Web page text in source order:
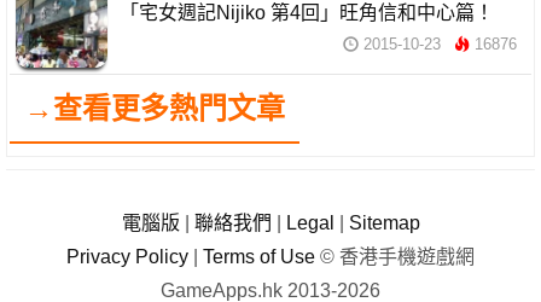
「宅女週記Nijiko 第4回」旺角信和中心篇！
2015-10-23 16876
→查看更多熱門文章
電腦版 聯絡我們 Legal
Sitemap
Privacy Policy
Terms of Use © 香港手機遊戲網
GameApps.hk 2013-2026